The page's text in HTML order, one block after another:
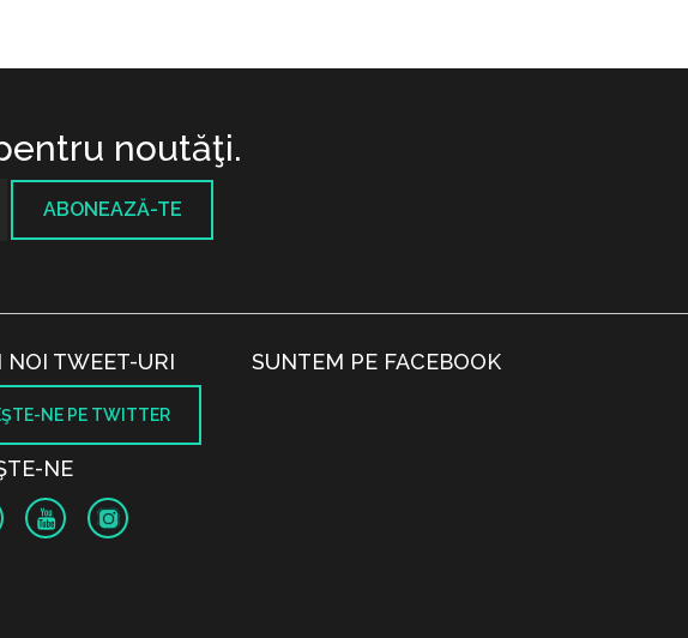
noutăţi.
ABONEAZĂ-TE
NOI TWEET-URI
NE PE TWITTER
NE
SUNTEM PE FACEBOOK